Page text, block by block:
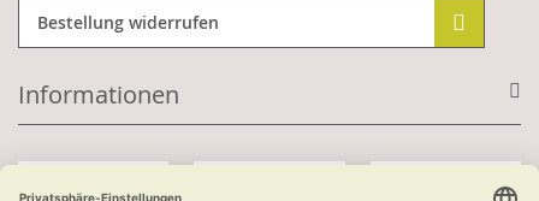
Bestellung widerrufen
Informationen